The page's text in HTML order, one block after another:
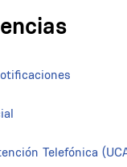
Telefónica